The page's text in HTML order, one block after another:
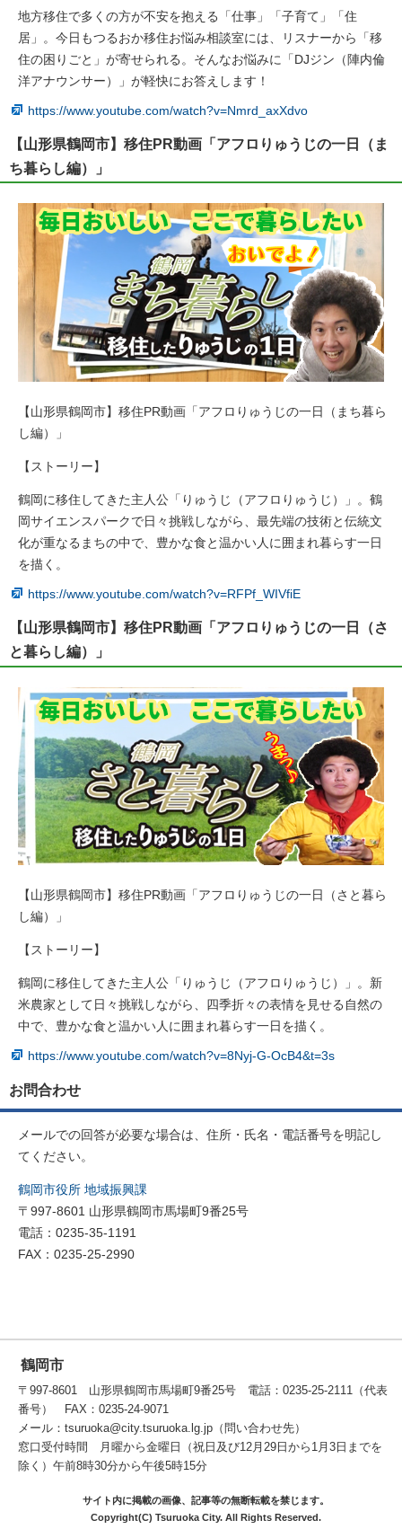
地方移住で多くの方が不安を抱える「仕事」「子育て」「住
居」。今日もつるおか移住お悩み相談室には、リスナーから「移
住の困りごと」が寄せられる。そんなお悩みに「DJジン（陣内倫
洋アナウンサー）」が軽快にお答えします！
https://www.youtube.com/watch?v=Nmrd_axXdvo
【山形県鶴岡市】移住PR動画「アフロりゅうじの一日（ま
ち暮らし編）」
【山形県鶴岡市】移住PR動画「アフロりゅうじの一日（まち暮ら
し編）」
【ストーリー】
鶴岡に移住してきた主人公「りゅうじ（アフロりゅうじ）」。鶴
岡サイエンスパークで日々挑戦しながら、最先端の技術と伝統文
化が重なるまちの中で、豊かな食と温かい人に囲まれ暮らす一日
を描く。
https://www.youtube.com/watch?v=RFPf_WIVfiE
【山形県鶴岡市】移住PR動画「アフロりゅうじの一日（さ
と暮らし編）」
【山形県鶴岡市】移住PR動画「アフロりゅうじの一日（さと暮ら
し編）」
【ストーリー】
鶴岡に移住してきた主人公「りゅうじ（アフロりゅうじ）」。新
米農家として日々挑戦しながら、四季折々の表情を見せる自然の
中で、豊かな食と温かい人に囲まれ暮らす一日を描く。
https://www.youtube.com/watch?v=8Nyj-G-OcB4&t=3s
お問合わせ
メールでの回答が必要な場合は、住所・氏名・電話番号を明記し
てください。
鶴岡市役所 地域振興課
〒997-8601 山形県鶴岡市馬場町9番25号
電話：0235-35-1191
FAX：0235-25-2990
鶴岡市
〒997-8601 山形県鶴岡市馬場町9番25号 電話：0235-25-2111（代表
番号） FAX：0235-24-9071
メール：tsuruoka@city.tsuruoka.lg.jp（問い合わせ先）
窓口受付時間 月曜から金曜日（祝日及び12月29日から1月3日までを
除く）午前8時30分から午後5時15分
サイト内に掲載の画像、記事等の無断転載を禁じます。
Copyright(C) Tsuruoka City. All Rights Reserved.